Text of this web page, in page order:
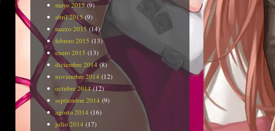
mayo 2015(9)
abril 2015 (9)
marzo 2015(14)
febrero 2015 (13)
enero 2015 (13)
diciembre 2014 (8)
noviembre 2014 (12)
octubre 2014(12)
septiembre 2014 (9)
agosto 2014 (16)
julio 2014 (17)